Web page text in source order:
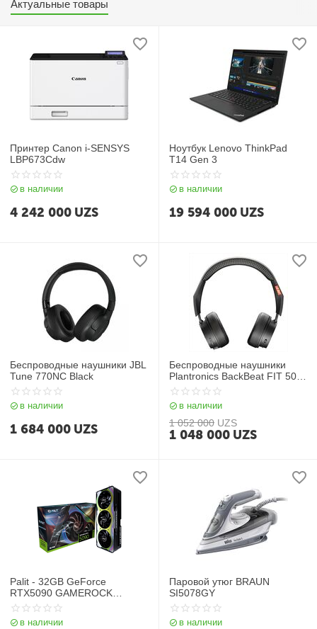
Актуальные товары
Принтер Canon i-SENSYS
LBP673Cdw
в наличии
4 242 000 UZS
Ноутбук Lenovo ThinkPad
T14 Gen 3
в наличии
19 594 000 UZS
Беспроводные наушники JBL
Tune 770NC Black
в наличии
1 684 000 UZS
Беспроводные наушники
Plantronics BackBeat FIT 500
Black
в наличии
1 052 000 UZS
1 048 000 UZS
Palit - 32GB GeForce
RTX5090 GAMEROCK
GDDR7 512bit 3-DP HDMI
в наличии
Паровой утюг BRAUN
SI5078GY
в наличии